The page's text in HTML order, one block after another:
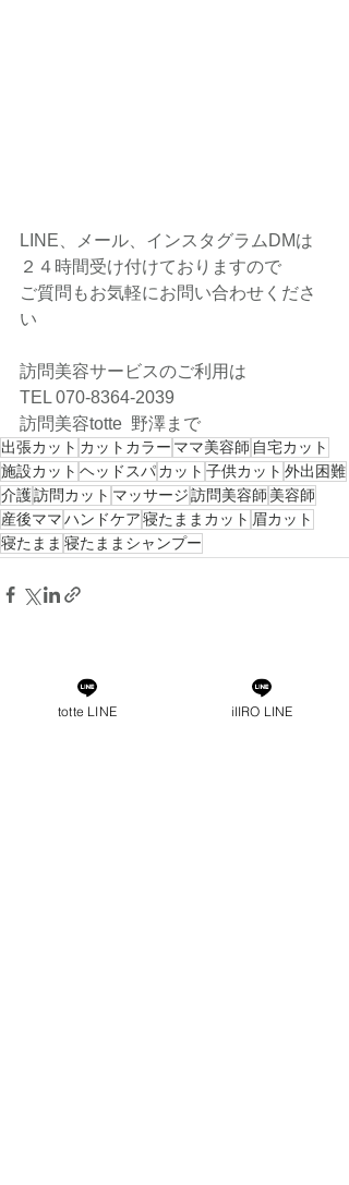
LINE、メール、インスタグラムDMは
２４時間受け付けておりますので
ご質問もお気軽にお問い合わせくださ
い
訪問美容サービスのご利用は
TEL 070-8364-2039
訪問美容totte  野澤まで
出張カット カットカラー ママ美容師 自宅カット
施設カット ヘッドスパカット 子供カット 外出困難
介護訪問カット マッサージ訪問美容師 美容師
産後ママハンドケア寝たままカット 眉カット
寝たまま 寝たままシャンプー
totte LINE iIIRO LINE